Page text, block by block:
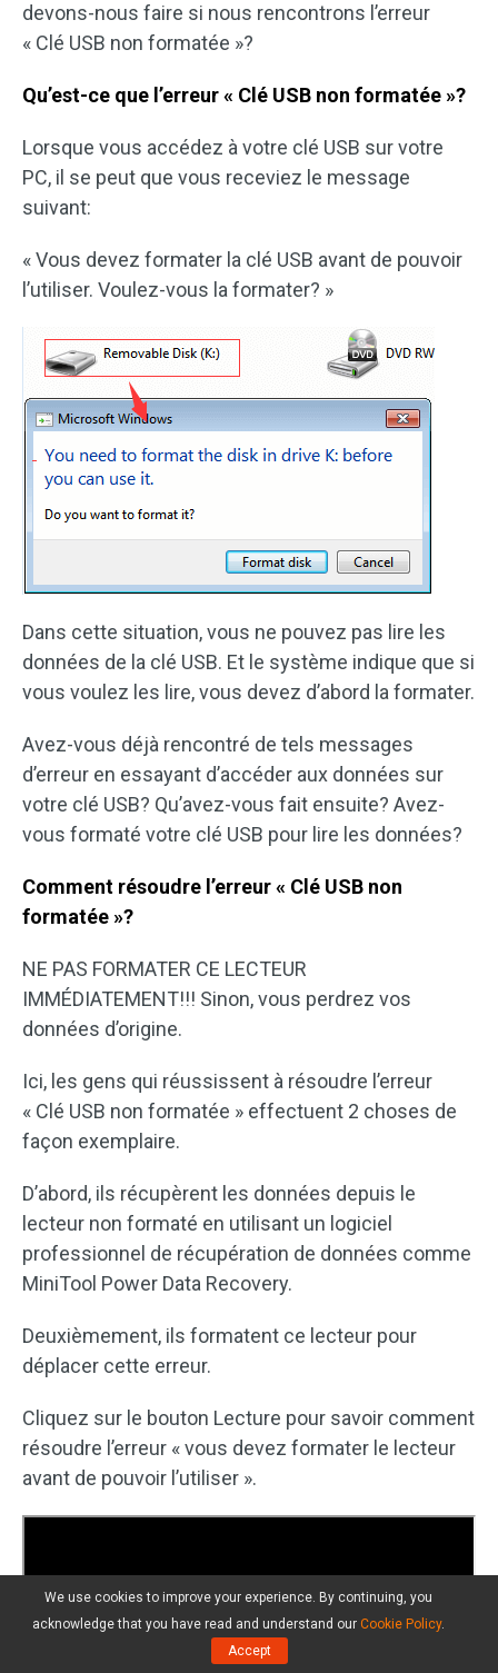
devons-nous faire si nous rencontrons l’erreur
« Clé USB non formatée »?
Qu’est-ce que l’erreur « Clé USB non formatée »?
Lorsque vous accédez à votre clé USB sur votre
PC, il se peut que vous receviez le message
suivant:
« Vous devez formater la clé USB avant de pouvoir
l’utiliser. Voulez-vous la formater? »
Dans cette situation, vous ne pouvez pas lire les
données de la clé USB. Et le système indique que si
vous voulez les lire, vous devez d’abord la formater.
Avez-vous déjà rencontré de tels messages
d’erreur en essayant d’accéder aux données sur
votre clé USB? Qu’avez-vous fait ensuite? Avez-
vous formaté votre clé USB pour lire les données?
Comment résoudre l’erreur « Clé USB non
formatée »?
NE PAS FORMATER CE LECTEUR
IMMÉDIATEMENT!!! Sinon, vous perdrez vos
données d’origine.
Ici, les gens qui réussissent à résoudre l’erreur
« Clé USB non formatée » effectuent 2 choses de
façon exemplaire.
D’abord, ils récupèrent les données depuis le
lecteur non formaté en utilisant un logiciel
professionnel de récupération de données comme
MiniTool Power Data Recovery.
Deuxièmement, ils formatent ce lecteur pour
déplacer cette erreur.
Cliquez sur le bouton Lecture pour savoir comment
résoudre l’erreur « vous devez formater le lecteur
avant de pouvoir l’utiliser ».
We use cookies to improve your experience. By continuing, you
acknowledge that you have read and understand our Cookie Policy.
Accept